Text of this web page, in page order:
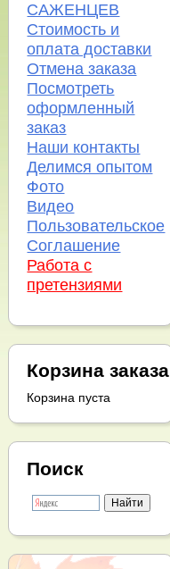
САЖЕНЦЕВ
Стоимость и
оплата доставки
Отмена заказа
Посмотреть
оформленный
заказ
Наши контакты
Делимся опытом
Фото
Видео
Пользовательское
Соглашение
Работа с
претензиями
Корзина заказа
Корзина пуста
Поиск